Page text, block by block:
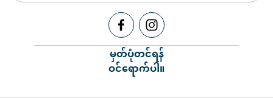
မှတ်ပုံတင်ရန်
ဝင်ရောက်ပါ။